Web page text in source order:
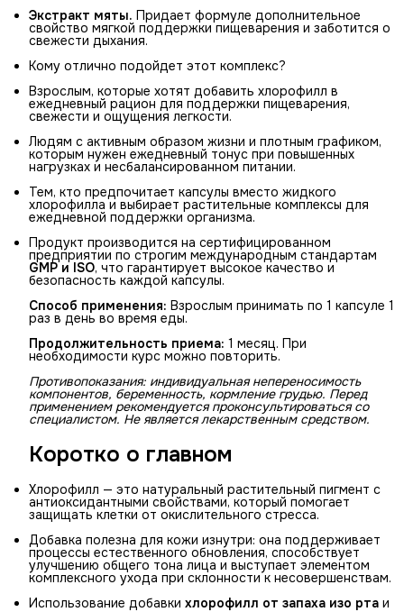
Экстракт мяты. Придает формуле дополнительное
свойство мягкой поддержки пищеварения и заботится о
свежести дыхания.
Кому отлично подойдет этот комплекс?
Взрослым, которые хотят добавить хлорофилл в
ежедневный рацион для поддержки пищеварения,
свежести и ощущения легкости.
Людям с активным образом жизни и плотным графиком,
которым нужен ежедневный тонус при повышенных
нагрузках и несбалансированном питании.
Тем, кто предпочитает капсулы вместо жидкого
хлорофилла и выбирает растительные комплексы для
ежедневной поддержки организма.
Продукт производится на сертифицированном
предприятии по строгим международным стандартам
GMP и ISO, что гарантирует высокое качество и
безопасность каждой капсулы.
Способ применения: Взрослым принимать по 1 капсуле 1
раз в день во время еды.
Продолжительность приема: 1 месяц. При
необходимости курс можно повторить.
Противопоказания: индивидуальная непереносимость
компонентов, беременность, кормление грудью. Перед
применением рекомендуется проконсультироваться со
специалистом. Не является лекарственным средством.
Коротко о главном
Хлорофилл — это натуральный растительный пигмент с
антиоксидантными свойствами, который помогает
защищать клетки от окислительного стресса.
Добавка полезна для кожи изнутри: она поддерживает
процессы естественного обновления, способствует
улучшению общего тона лица и выступает элементом
комплексного ухода при склонности к несовершенствам.
Использование добавки хлорофилл от запаха изо рта и